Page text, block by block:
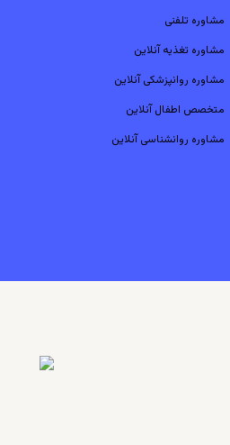
مشاوره تلفنی
مشاوره تغذیه آنلاین
مشاوره روانپزشکی آنلاین
متخصص اطفال آنلاین
مشاوره روانشناسی آنلاین